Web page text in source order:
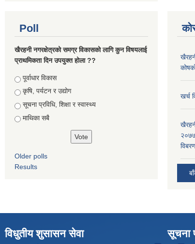
Poll
खैरहनी नगरक्षेत्रको समग्र विकासको लागि कुन विषयलाई
प्राथमिकता दिन उपयुक्त होला ??
Choices
पूर्वाधार विकास
कृषि, पर्यटन र उद्योग
सूचना प्रविधि, शिक्षा र स्वास्थ्य
माथिका सबै
Older polls
Results
खर्च
विधुतीय शुसासन सेवा सूचना